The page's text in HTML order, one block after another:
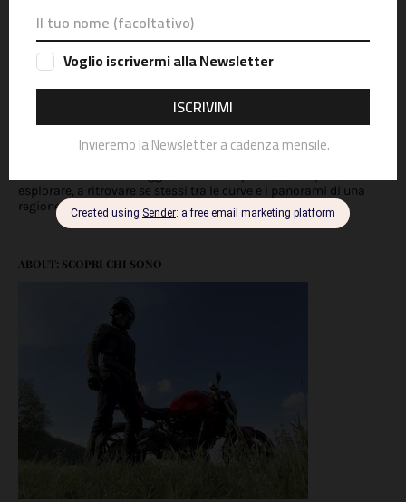
esplorare, a ritrovare se stessi tra le curve e i panorami di una
regione che non smette mai di sorprendere.
ABOUT: SCOPRI CHI SONO